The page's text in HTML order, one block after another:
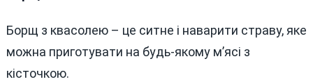
Борщ з квасолею – це ситне і наварити страву, яке
можна приготувати на будь-якому м’ясі з
кісточкою.